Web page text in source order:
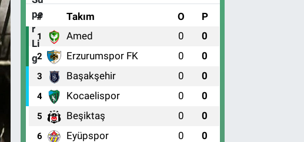
# Takım O P
1 Amed 0 0
2 Erzurumspor FK 0 0
3 Başakşehir 0 0
4 Kocaelispor 0 0
5 Beşiktaş 0 0
6 Eyüpspor 0 0